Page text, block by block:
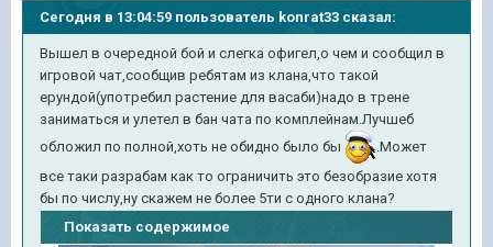
Сегодня в 13:04:59 пользователь konrat33 сказал:
Вышел в очередной бой и слегка офигел,о чем и сообщил в
игровой чат,сообщив ребятам из клана,что такой
ерундой(употребил растение для васаби)надо в трене
заниматься и улетел в бан чата по комплейнам.Лучшеб
обложил по полной,хоть не обидно было бы
.Может
все таки разрабам как то ограничить это безобразие хотя
бы по числу,ну скажем не более 5ти с одного клана?
Показать содержимое